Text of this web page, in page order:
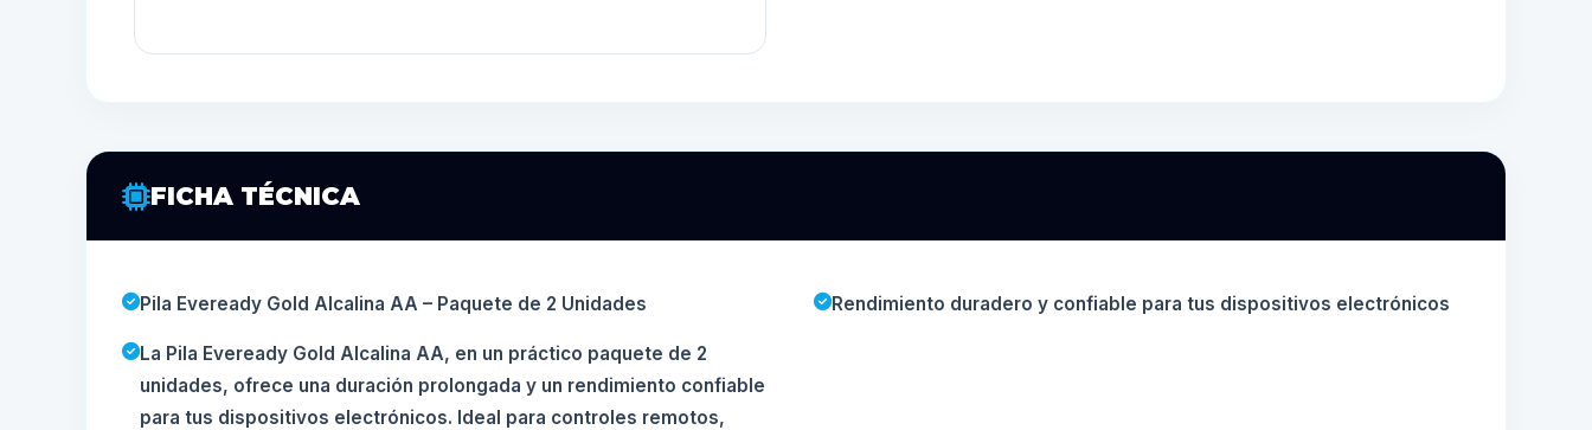
FICHA TÉCNICA
Pila Eveready Gold Alcalina AA – Paquete de 2 Unidades Rendimiento duradero y confiable para tus dispositivos electrónicos
La Pila Eveready Gold Alcalina AA, en un práctico paquete de 2
unidades, ofrece una duración prolongada y un rendimiento confiable
para tus dispositivos electrónicos. Ideal para controles remotos,